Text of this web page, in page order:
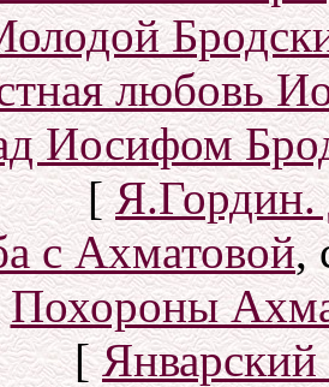
любовь
Иосифом
[Я.Гордин.
с Ахматовой,
Похороны
[Январский